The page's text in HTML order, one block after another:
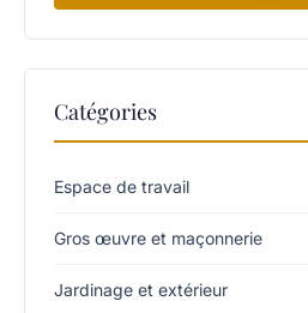
Catégories
Espace de travail
Gros œuvre et maçonnerie
Jardinage et extérieur